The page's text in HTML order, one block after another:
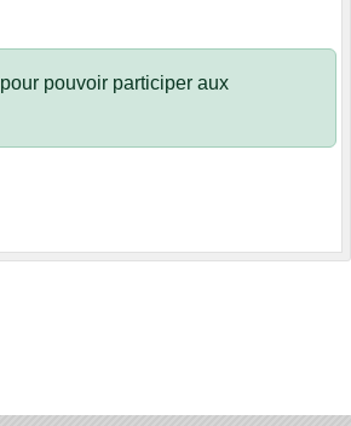
pour pouvoir participer aux